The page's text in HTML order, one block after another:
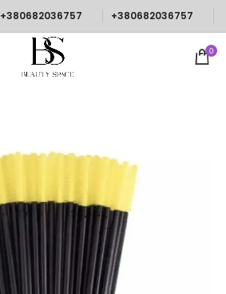
+380682036757 +380682036757
0